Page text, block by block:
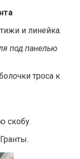
и линейка.
под панелью
троса к
скобу.